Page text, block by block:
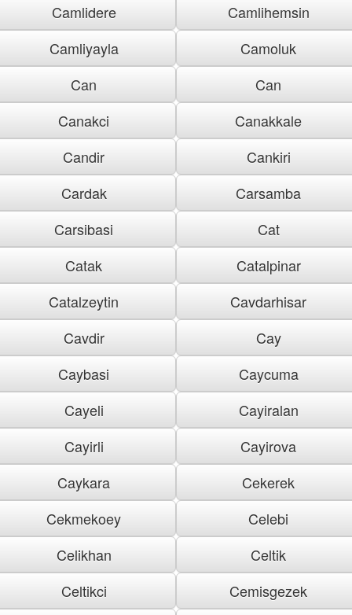
Camlidere
Camlihemsin
Camliyayla
Camoluk
Can
Can
Canakci
Canakkale
Candir
Cankiri
Cardak
Carsamba
Carsibasi
Cat
Catak
Catalpinar
Catalzeytin
Cavdarhisar
Cavdir
Cay
Caybasi
Caycuma
Cayeli
Cayiralan
Cayirli
Cayirova
Caykara
Cekerek
Cekmekoey
Celebi
Celikhan
Celtik
Celtikci
Cemisgezek